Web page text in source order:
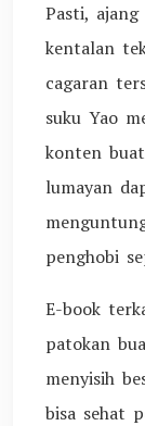
Pasti,
kentalan
cagaran
suku Yao
konten
lumayan
penghobi
E-book
patokan
menyisih
bisa sehat